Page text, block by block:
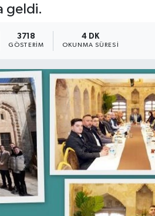
geldi.
3718
GÖSTERIM
4 DK
OKUNMA SÜRESI